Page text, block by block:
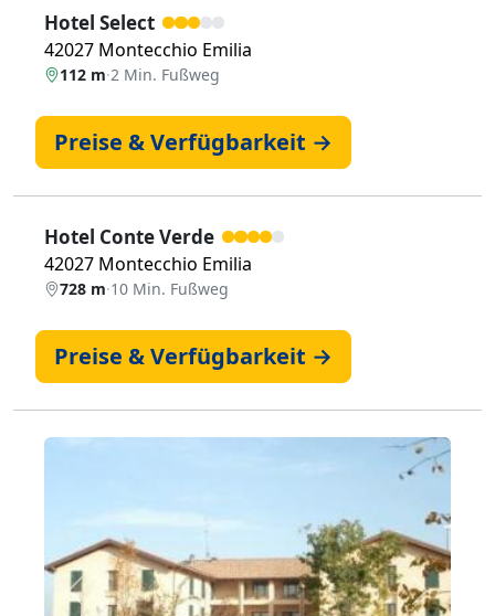
Hotel Select
42027 Montecchio Emilia
112 m·2 Min. Fußweg
Preise & Verfügbarkeit →
Hotel Conte Verde
42027 Montecchio Emilia
728 m·10 Min. Fußweg
Preise & Verfügbarkeit →
Zurück Weiter